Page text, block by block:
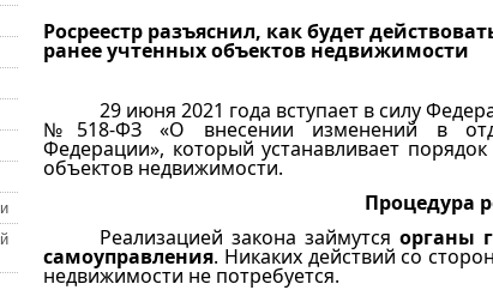
Росреестр разъяснил, как будет
ранее учтенных объектов недвижимости
29 июня 2021 года вступает в силу
№518-ФЗ «О внесении изменений в
Федерации», который устанавливает
объектов недвижимости.
Процедура
Реализацией закона займутся органы
самоуправления. Никаких действий со
недвижимости не потребуется.